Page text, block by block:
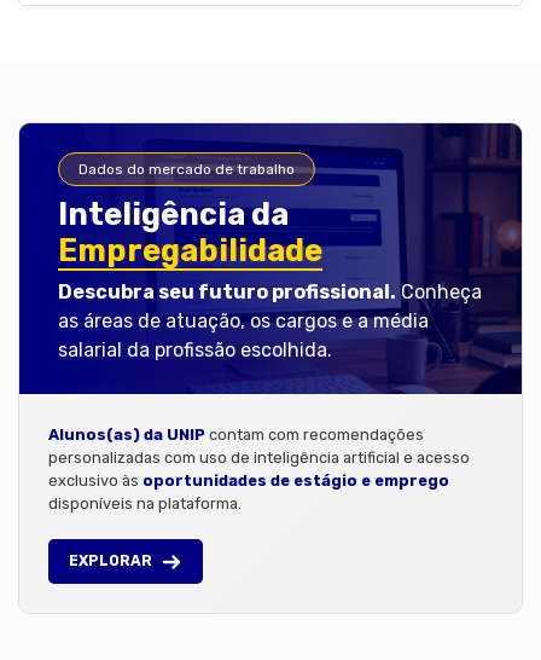
Dados do mercado de trabalho
Inteligência da
Empregabilidade
Descubra seu futuro profissional. Conheça
as áreas de atuação, os cargos e a média
salarial da profissão escolhida.
Alunos(as) da UNIP contam com recomendações
personalizadas com uso de inteligência artificial e acesso
exclusivo às oportunidades de estágio e emprego
disponíveis na plataforma.
EXPLORAR